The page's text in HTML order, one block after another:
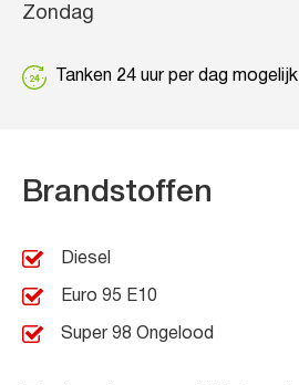
Zondag
Tanken 24 uur per dag mogelijk
Brandstoffen
Diesel
Euro 95 E10
Super 98 Ongelood